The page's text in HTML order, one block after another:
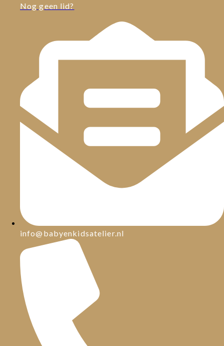
Nog geen lid?
info@babyenkidsatelier.nl